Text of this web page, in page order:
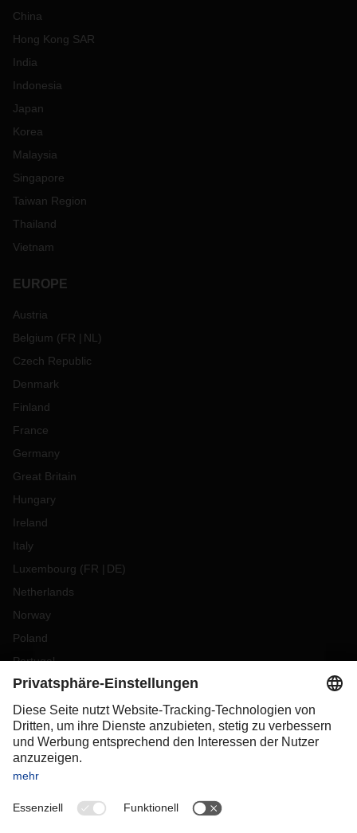
China
Hong Kong SAR
India
Indonesia
Japan
Korea
Malaysia
Singapore
Taiwan Region
Thailand
Vietnam
EUROPE
Austria
Belgium (FR NL )
Czech Republic
Denmark
Finland
France
Germany
Great Britain
Hungary
Ireland
Italy
Luxembourg (FR DE)
Netherlands
Norway
Poland
Portugal
Romania
Slovakia
Spain
Sweden
Switzerland